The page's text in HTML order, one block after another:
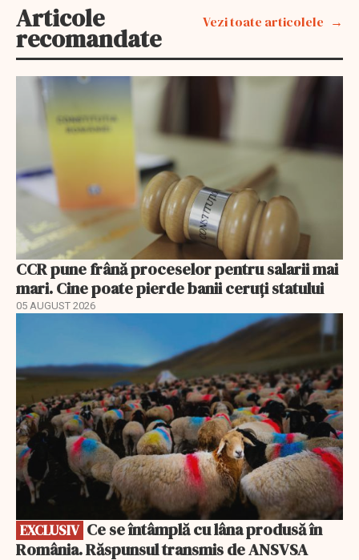
Articole
recomandate
Vezi toate articolele
CCR pune frână proceselor pentru salarii mai
mari. Cine poate pierde banii ceruți statului
05 AUGUST 2026
EXCLUSIV
România. Răspunsul transmis de ANSVSA